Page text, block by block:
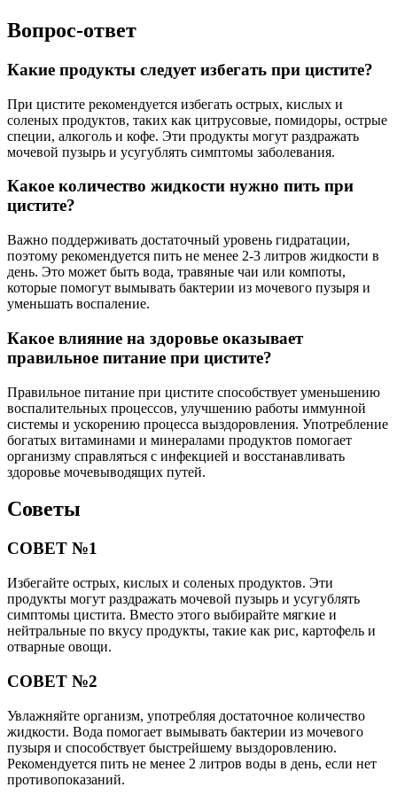
Вопрос-ответ
Какие продукты следует избегать при цистите?
При цистите рекомендуется избегать острых, кислых и
соленых продуктов, таких как цитрусовые, помидоры, острые
специи, алкоголь и кофе. Эти продукты могут раздражать
мочевой пузырь и усугублять симптомы заболевания.
Какое количество жидкости нужно пить при
цистите?
Важно поддерживать достаточный уровень гидратации,
поэтому рекомендуется пить не менее 2-3 литров жидкости в
день. Это может быть вода, травяные чаи или компоты,
которые помогут вымывать бактерии из мочевого пузыря и
уменьшать воспаление.
Какое влияние на здоровье оказывает
правильное питание при цистите?
Правильное питание при цистите способствует уменьшению
воспалительных процессов, улучшению работы иммунной
системы и ускорению процесса выздоровления. Употребление
богатых витаминами и минералами продуктов помогает
организму справляться с инфекцией и восстанавливать
здоровье мочевыводящих путей.
Советы
СОВЕТ №1
Избегайте острых, кислых и соленых продуктов. Эти
продукты могут раздражать мочевой пузырь и усугублять
симптомы цистита. Вместо этого выбирайте мягкие и
нейтральные по вкусу продукты, такие как рис, картофель и
отварные овощи.
СОВЕТ №2
Увлажняйте организм, употребляя достаточное количество
жидкости. Вода помогает вымывать бактерии из мочевого
пузыря и способствует быстрейшему выздоровлению.
Рекомендуется пить не менее 2 литров воды в день, если нет
противопоказаний.